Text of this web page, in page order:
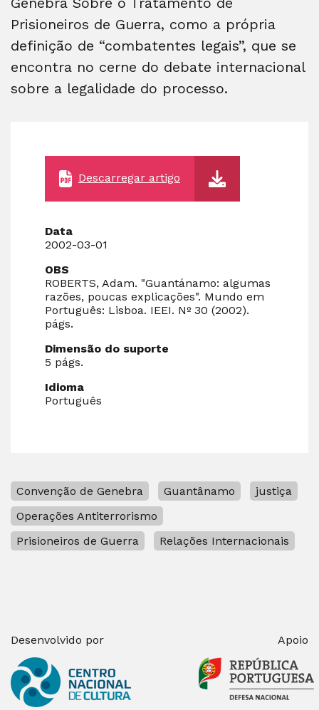
Prisioneiros de Guerra, como a própria
definição de “combatentes legais”, que se
encontra no cerne do debate internacional
sobre a legalidade do processo.
Descarregar artigo
Data
2002-03-01
OBS
ROBERTS, Adam. "Guantánamo: algumas
razões, poucas explicações". Mundo em
Português: Lisboa. IEEI. Nº 30 (2002).
págs.
Dimensão do suporte
5 págs.
Idioma
Português
Convenção de Genebra Guantânamo
justiça
Operações Antiterrorismo
Prisioneiros de Guerra
Relações Internacionais
Desenvolvido por Apoio